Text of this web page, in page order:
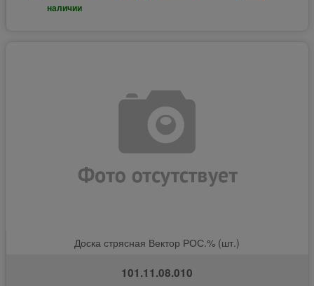
наличии
Доска стрясная Вектор РОС.% (шт.)
101.11.08.010